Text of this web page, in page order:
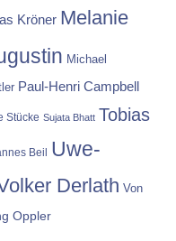
Kröner Melanie
Michael
Paul-Henri Campbell
Stücke Sujata Bhatt Tobias
Beil Uwe-
Derlath Von
Oppler